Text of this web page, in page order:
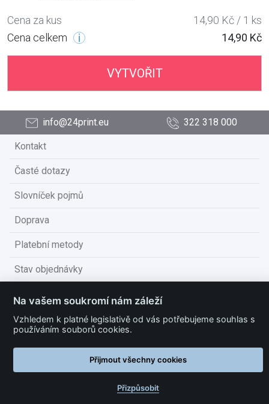
Cena za kus
14,90 Kč / 1 ks
Cena celkem
14,90 Kč
VYTVOŘIT
info@24print.eu 322 318 000
Kontakt
Časté dotazy
Slovníček pojmů
Doprava
Platební metody
Stav objednávky
Obchodní podmínky
Technické podmínky
Na vašem soukromí nám záleží
Vzhledem k platné legislativě od vás potřebujeme souhlas s
používáním souborů cookies.
Přijmout všechny cookies
Přizpůsobit